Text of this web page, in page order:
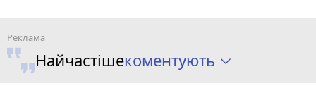
Найчастішекоментують